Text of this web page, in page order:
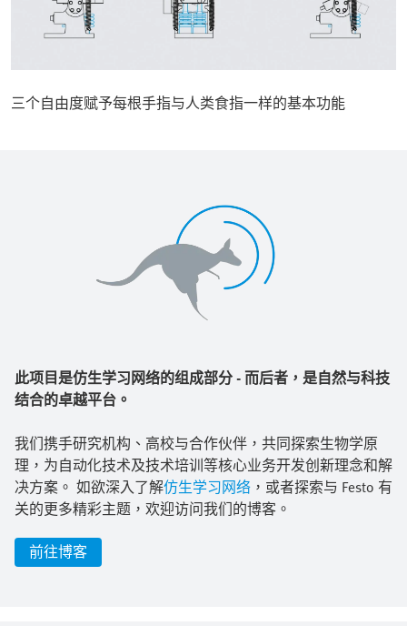
三个自由度赋予每根手指与人类食指一样的基本功能
此项目是仿生学习网络的组成部分 - 而后者，是自然与科技
结合的卓越平台。
我们携手研究机构、高校与合作伙伴，共同探索生物学原
理，为自动化技术及技术培训等核心业务开发创新理念和解
决方案。 如欲深入了解仿生学习网络 ，或者探索与 Festo 有
关的更多精彩主题，欢迎访问我们的博客。
前往博客